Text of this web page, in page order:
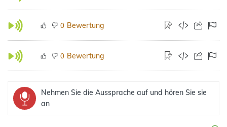
0 Bewertung
0 Bewertung
Nehmen Sie die Aussprache auf und hören Sie sie
an